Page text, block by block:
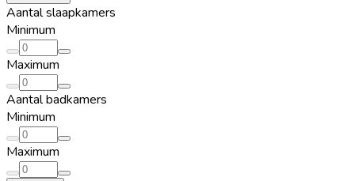
Aantal slaapkamers
Minimum
Maximum
Aantal badkamers
Minimum
Maximum